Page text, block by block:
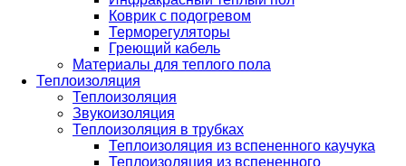
Коврик с подогревом
Терморегуляторы
Греющий кабель
Материалы для теплого пола
Теплоизоляция
Теплоизоляция
Звукоизоляция
Теплоизоляция в трубках
Теплоизоляция из вспененного каучука
Теплоизоляция из вспененного